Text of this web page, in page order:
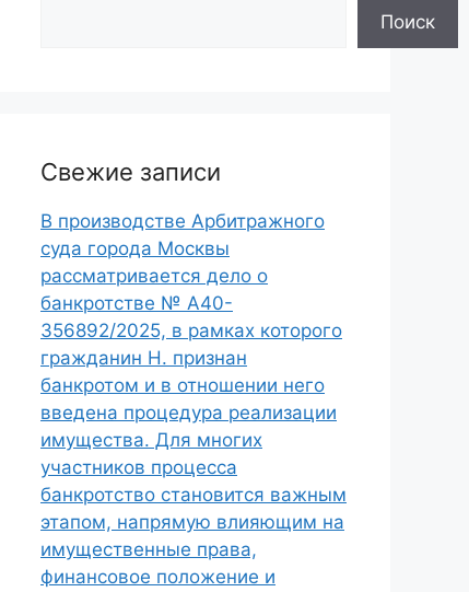
Поиск
Свежие записи
В производстве Арбитражного
суда города Москвы
рассматривается дело о
банкротстве № А40-
356892/2025, в рамках которого
гражданин Н. признан
банкротом и в отношении него
введена процедура реализации
имущества. Для многих
участников процесса
банкротство становится важным
этапом, напрямую влияющим на
имущественные права,
финансовое положение и